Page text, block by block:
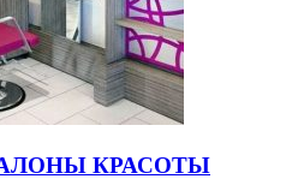
КРАСОТЫ